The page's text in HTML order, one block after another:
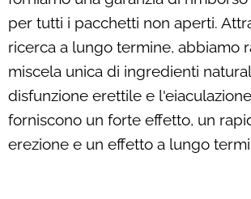
per tutti i pacchetti non aperti.
ricerca a lungo termine, abbiamo
miscela unica di ingredienti
disfunzione erettile e
forniscono un forte effetto, un
erezione e un effetto a lungo